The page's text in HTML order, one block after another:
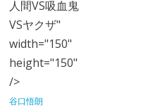
人間VS吸血鬼
VSヤクザ"
width="150"
height="150"
/>
谷口悟朗